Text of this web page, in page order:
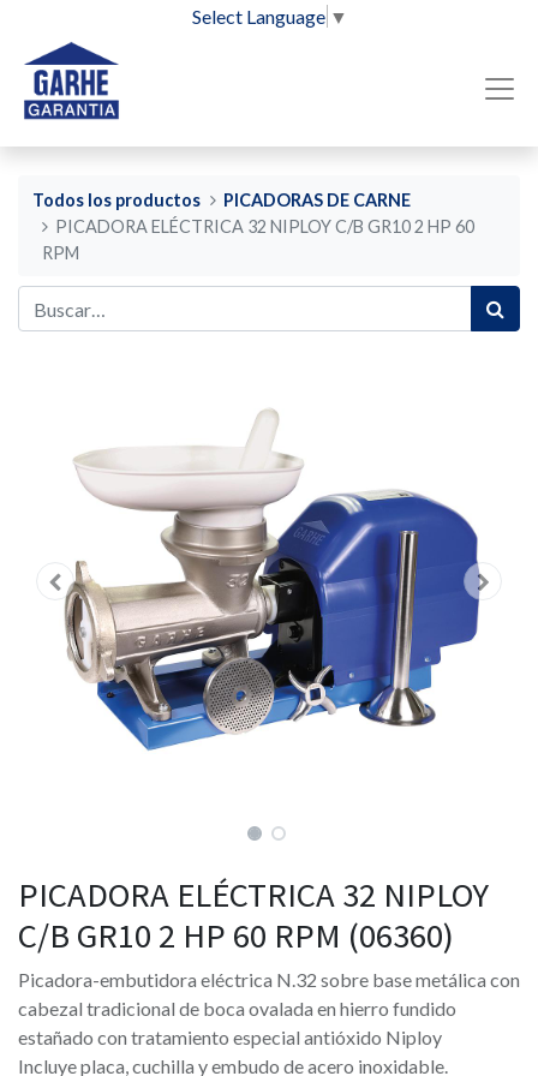
Select Language ▼
Todos los productos
PICADORAS DE CARNE
PICADORA ELÉCTRICA 32 NIPLOY C/B GR10 2 HP 60
RPM
PICADORA ELÉCTRICA 32 NIPLOY
C/B GR10 2 HP 60 RPM (06360)
Picadora-embutidora eléctrica N.32 sobre base metálica con
cabezal tradicional de boca ovalada en hierro fundido
estañado con tratamiento especial antióxido Niploy
Incluye placa, cuchilla y embudo de acero inoxidable.